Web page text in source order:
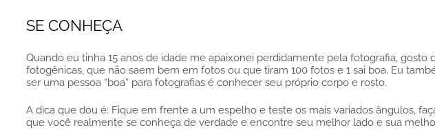
SE CONHEÇA
Quando eu tinha 15 anos de idade me apaixonei perdidamente pela fotografia,
fotogênicas, que não saem bem em fotos ou que tiram 100 fotos e 1 sai boa. Eu
ser uma pessoa “boa” para fotografias é conhecer seu próprio corpo e rosto.
A dica que dou é: Fique em frente a um espelho e teste os mais variados ângulos,
que você realmente se conheça de verdade e encontre seu melhor lado e sua